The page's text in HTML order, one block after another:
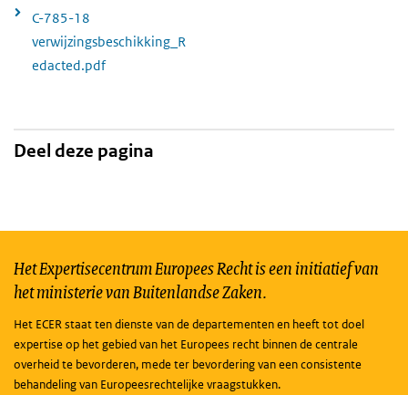
C-785-18
verwijzingsbeschikking_R
edacted.pdf
Deel deze pagina
Het Expertisecentrum Europees Recht is een initiatief van
het ministerie van Buitenlandse Zaken.
Het ECER staat ten dienste van de departementen en heeft tot doel
expertise op het gebied van het Europees recht binnen de centrale
overheid te bevorderen, mede ter bevordering van een consistente
behandeling van Europeesrechtelijke vraagstukken.